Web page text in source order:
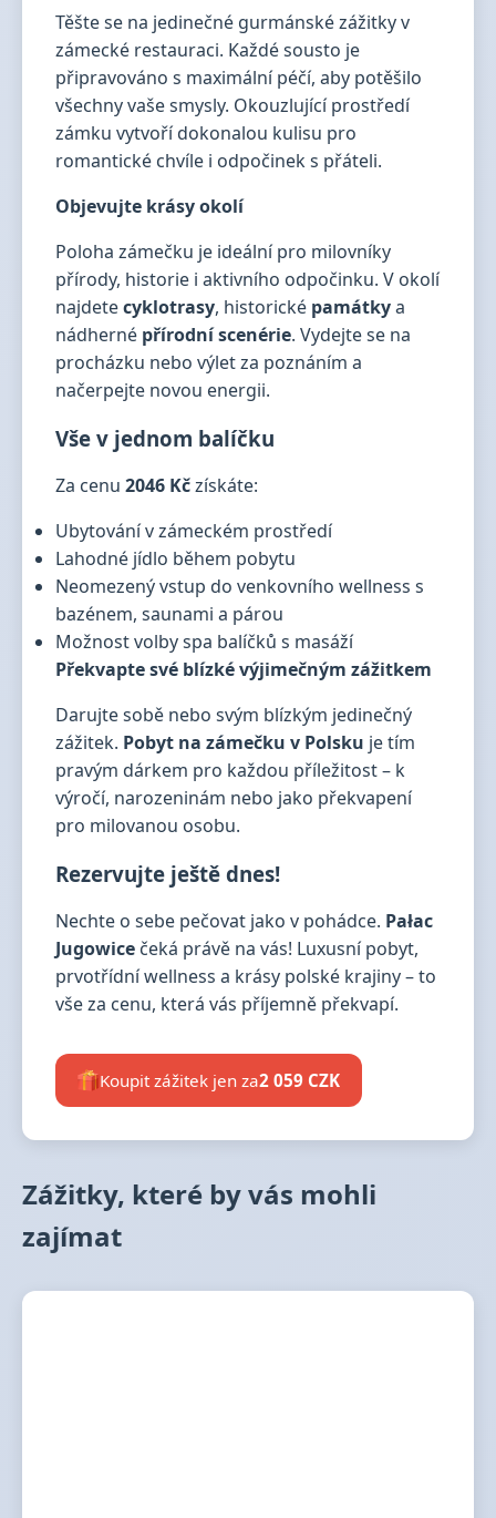
Těšte se na jedinečné gurmánské zážitky v
zámecké restauraci. Každé sousto je
připravováno s maximální péčí, aby potěšilo
všechny vaše smysly. Okouzlující prostředí
zámku vytvoří dokonalou kulisu pro
romantické chvíle i odpočinek s přáteli.
Objevujte krásy okolí
Poloha zámečku je ideální pro milovníky
přírody, historie i aktivního odpočinku. V okolí
najdetecyklotrasy, historické památkya
nádherné přírodní scenérie. Vydejte se na
procházku nebo výlet za poznáním a
načerpejte novou energii.
Vše v jednom balíčku
Za cenu 2046 Kčzískáte:
Ubytování v zámeckém prostředí
Lahodné jídlo během pobytu
Neomezený vstup do venkovního wellness s
bazénem, saunami a párou
Možnost volby spa balíčků s masáží
Překvapte své blízké výjimečným zážitkem
Darujte sobě nebo svým blízkým jedinečný
zážitek. Pobyt na zámečku v Polsku je tím
pravým dárkem pro každou příležitost – k
výročí, narozeninám nebo jako překvapení
pro milovanou osobu.
Rezervujte ještě dnes!
Nechte o sebe pečovat jako v pohádce. Pałac
Jugowice čeká právě na vás! Luxusní pobyt,
prvotřídní wellness a krásy polské krajiny – to
vše za cenu, která vás příjemně překvapí.
Koupit zážitek jen za2 059 CZK
Zážitky, které by vás mohli
zajímat